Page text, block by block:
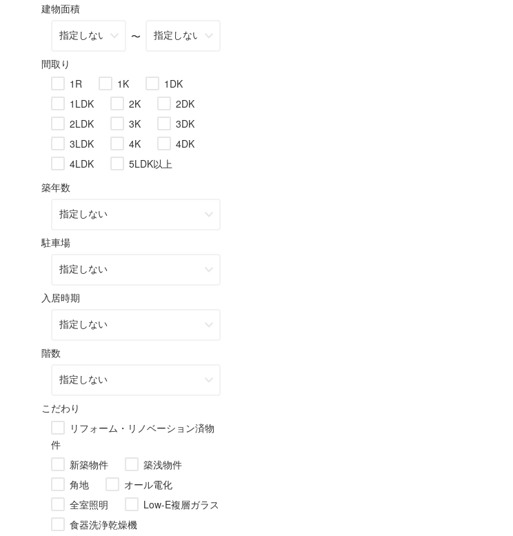
建物面積
〜
間取り
1R
1K
1DK
1LDK
2K
2DK
2LDK
3K
3DK
3LDK
4K
4DK
4LDK
5LDK以上
築年数
駐車場
入居時期
階数
こだわり
リフォーム・リノベーション済物
件
新築物件
築浅物件
角地
オール電化
全室照明
Low-E複層ガラス
食器洗浄乾燥機